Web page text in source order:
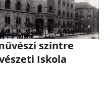
szintre
Iskola